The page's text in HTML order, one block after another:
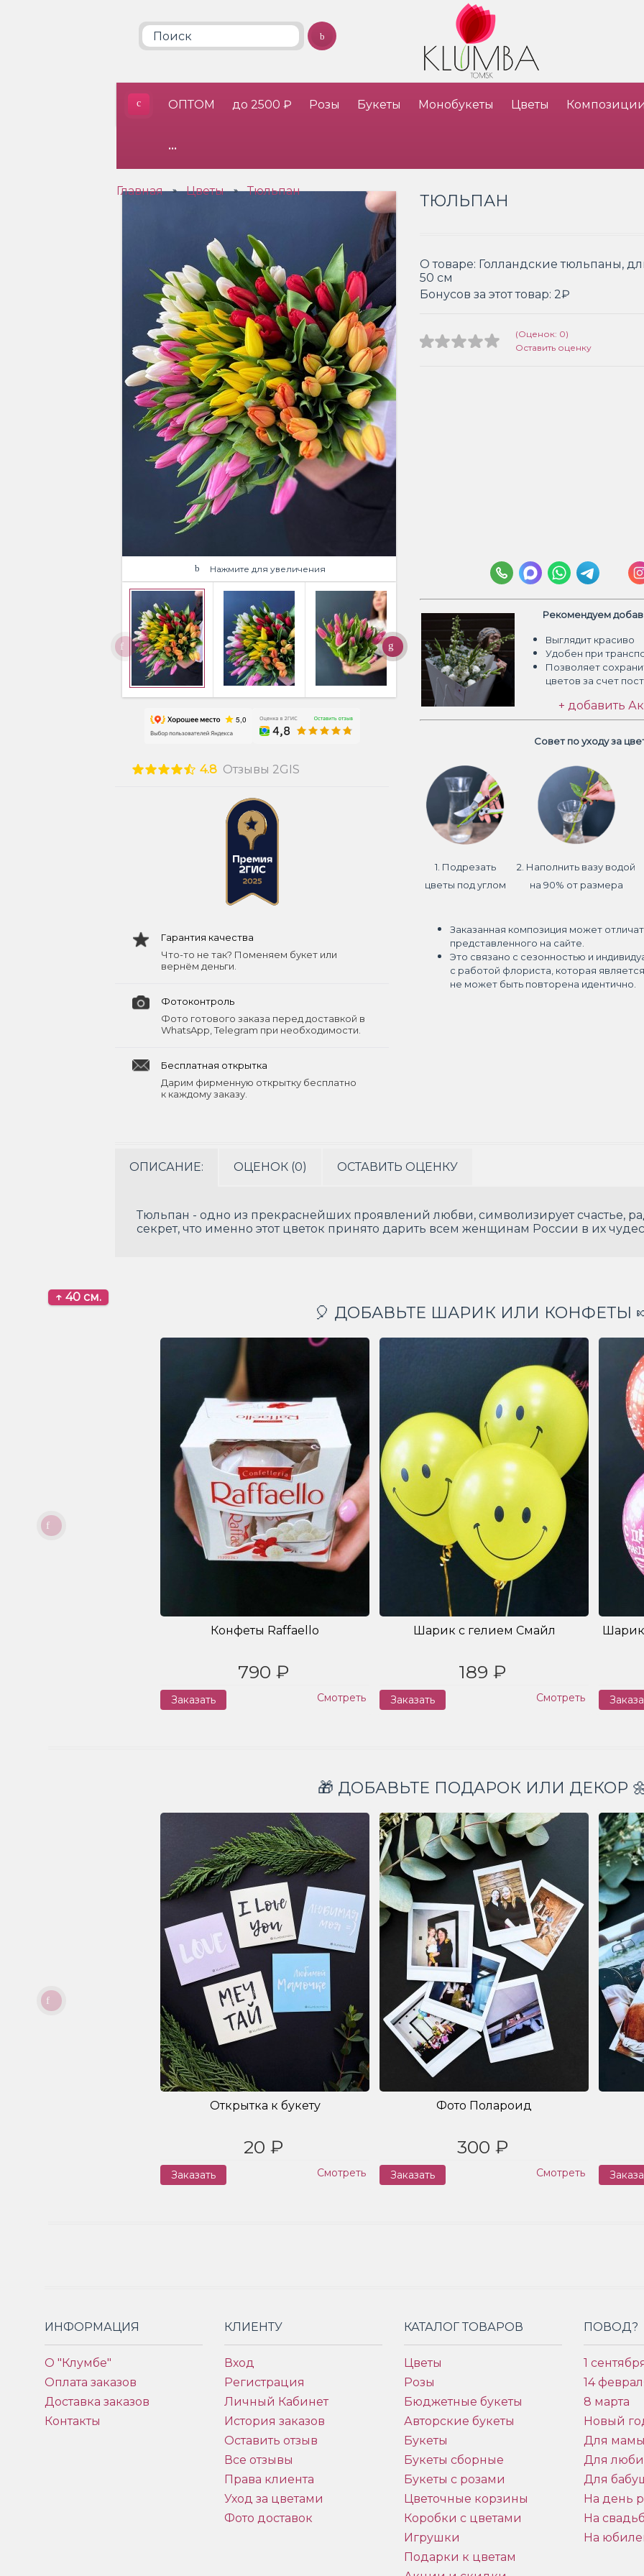
ОПТОМ до 2500 ₽ Розы Букеты Монобукеты Цветы
•••
Главная » Цветы » Тюльпан
Нажмите для увеличения
4.8 Отзывы 2GIS
Гарантия качества
Что-то не так? Поменяем букет или
вернём деньги.
Фотоконтроль
Фото готового заказа перед доставкой в
WhatsApp, Telegram при необходимости.
Бесплатная открытка
Дарим фирменную открытку бесплатно
к каждому заказу.
ТЮЛЬПАН
О товаре: Голландские тюльпаны,
50 см
Бонусов за этот товар: 2₽
(Оценок: 0)
Оставить оценку
Рекомендуем
Выглядит красиво
Удобен при
Позволяет
цветов за счет
+ добавить
Совет по уходу за
1. Подрезать
цветы под углом
2. Наполнить вазу водой
на 90% от размера
Заказанная композиция может
представленного на сайте.
Это связано с сезонностью и
с работой флориста, которая
не может быть повторена идентично.
ОПИСАНИЕ: ОЦЕНОК (0) ОСТАВИТЬ ОЦЕНКУ
Тюльпан - одно из прекраснейших проявлений любви, символизирует счастье,
секрет, что именно этот цветок принято дарить всем женщинам России в их
↑ 40 см.
🎈 ДОБАВЬТЕ ШАРИК ИЛИ КОНФЕТЫ
Конфеты Raffaello
790 ₽
Заказать Смотреть
Шарик с гелием Смайл
189 ₽
Заказать Смотреть
🎁 ДОБАВЬТЕ ПОДАРОК ИЛИ ДЕКОР
Открытка к букету
20 ₽
Заказать Смотреть
Фото Полароид
300 ₽
Заказать Смотреть
ИНФОРМАЦИЯ
О "Клумбе"
Оплата заказов
Доставка заказов
Контакты
КЛИЕНТУ
Вход
Регистрация
Личный Кабинет
История заказов
Оставить отзыв
Все отзывы
Права клиента
Уход за цветами
Фото доставок
КАТАЛОГ ТОВАРОВ
Цветы
Розы
Бюджетные букеты
Авторские букеты
Букеты
Букеты сборные
Букеты с розами
Цветочные корзины
Коробки с цветами
Игрушки
Подарки к цветам
ПОВОД?
1
14
8 марта
Новый
Для
Для
Для
На день
На
На